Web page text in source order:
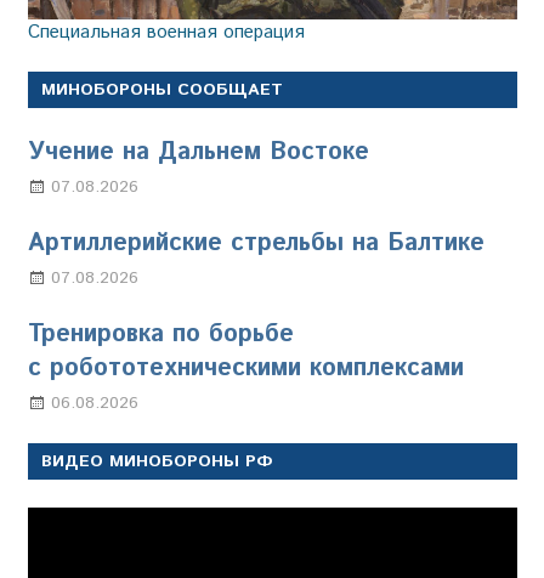
Специальная военная операция
МИНОБОРОНЫ СООБЩАЕТ
Учение на Дальнем Востоке
07.08.2026
Артиллерийские стрельбы на Балтике
07.08.2026
Тренировка по борьбе
с робототехническими комплексами
06.08.2026
ВИДЕО МИНОБОРОНЫ РФ